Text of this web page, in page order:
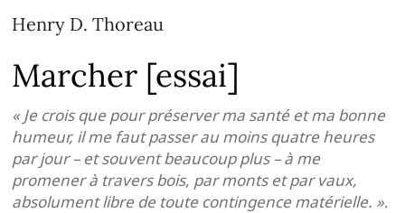
Henry D. Thoreau
Marcher [essai]
« Je crois que pour préserver ma santé et ma bonne
humeur, il me faut passer au moins quatre heures
par jour – et souvent beaucoup plus – à me
promener à travers bois, par monts et par vaux,
absolument libre de toute contingence matérielle. ».